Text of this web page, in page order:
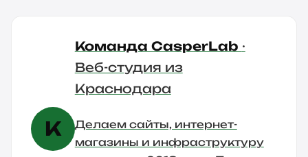
К
Команда CasperLab ·
Веб-студия из
Краснодара
Делаем сайты, интернет-
магазины и инфраструктуру